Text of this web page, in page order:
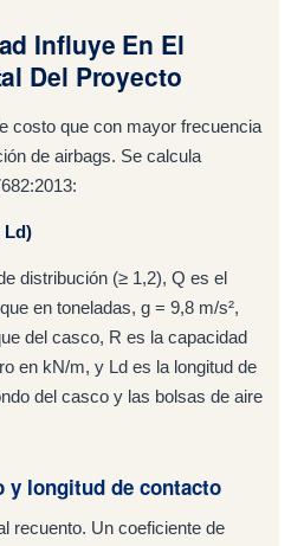
Influye En El
Del Proyecto
costo que con mayor frecuencia
de airbags. Se calcula
Ld)
distribución (≥ 1,2), Q es el
en toneladas, g = 9,8 m/s²,
del casco, R es la capacidad
en kN/m, y Ld es la longitud de
del casco y las bolsas de aire
y longitud de contacto
recuento. Un coeficiente de